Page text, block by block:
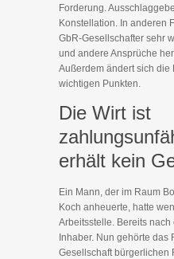
Forderung.
Konstellation. In anderen
GbR-Gesellschafter sehr
und andere Ansprüche
Außerdem ändert sich die
wichtigen Punkten.
Die Wirt ist
erhält kein
Ein Mann, der im Raum
Koch anheuerte, hatte
Arbeitsstelle. Bereits
Inhaber. Nun gehörte das
Gesellschaft bürgerlichen